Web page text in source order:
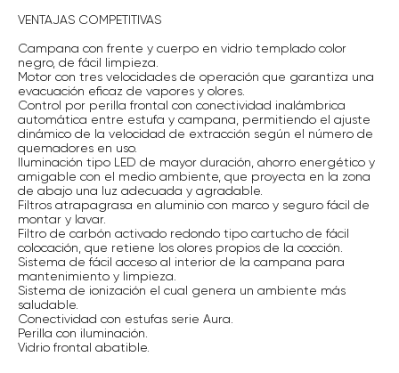
VENTAJAS COMPETITIVAS
Campana con frente y cuerpo en vidrio templado color
negro, de fácil limpieza.
Motor con tres velocidades de operación que garantiza una
evacuación eficaz de vapores y olores.
Control por perilla frontal con conectividad inalámbrica
automática entre estufa y campana, permitiendo el ajuste
dinámico de la velocidad de extracción según el número de
quemadores en uso.
Iluminación tipo LED de mayor duración, ahorro energético y
amigable con el medio ambiente, que proyecta en la zona
de abajo una luz adecuada y agradable.
Filtros atrapagrasa en aluminio con marco y seguro fácil de
montar y lavar.
Filtro de carbón activado redondo tipo cartucho de fácil
colocación, que retiene los olores propios de la cocción.
Sistema de fácil acceso al interior de la campana para
mantenimiento y limpieza.
Sistema de ionización el cual genera un ambiente más
saludable.
Conectividad con estufas serie Aura.
Perilla con iluminación.
Vidrio frontal abatible.